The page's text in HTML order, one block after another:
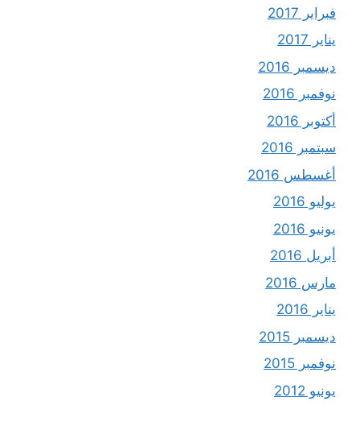
فبراير 2017
يناير 2017
ديسمبر 2016
نوفمبر 2016
أكتوبر 2016
سبتمبر 2016
أغسطس 2016
يوليو 2016
يونيو 2016
أبريل 2016
مارس 2016
يناير 2016
ديسمبر 2015
نوفمبر 2015
يونيو 2012